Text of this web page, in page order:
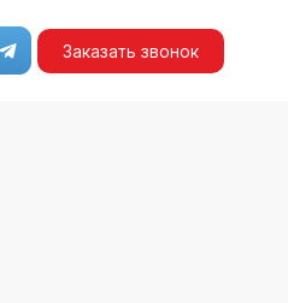
Заказать звонок